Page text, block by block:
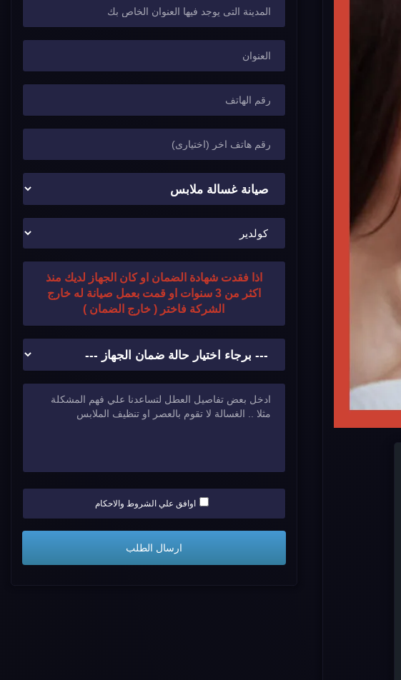
اذا فقدت شهادة الضمان او كان الجهاز لديك منذ
اكثر من 3 سنوات او قمت بعمل صيانة له خارج
الشركة فاختر ( خارج الضمان )
اوافق علي الشروط والاحكام